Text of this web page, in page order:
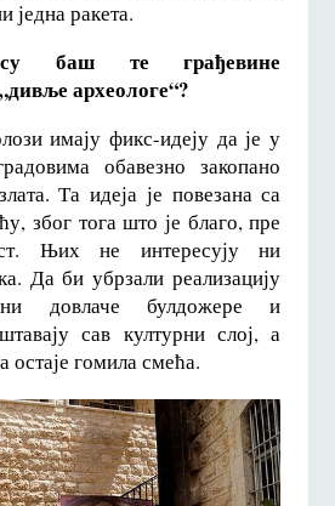
ракета.
баш те грађевине
археологе“?
имају фикс-идеју да је у
обавезно закопано
Та идеја је повезана са
због тога што је благо, пре
Њих не интересују ни
Да би убрзали реализацију
довлаче булдожере и
сав културни слој, а
остаје гомила смећа.